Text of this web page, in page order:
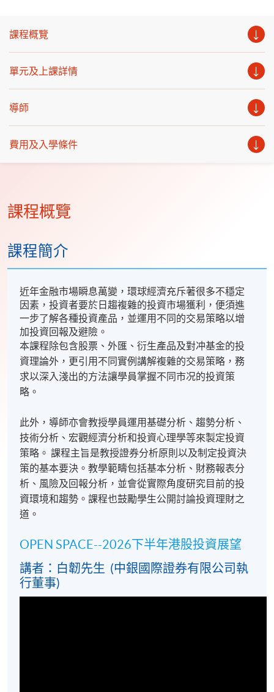
課程概覽
單元及上課詳情
導師
費用及入學條件
課程概覽
課程簡介
近年金融市場瞬息萬變，環球經濟充斥著很多不穩定
因素，投資者要於日趨複雜的投資市場獲利，便須進
一步了解各種投資產品，並運用不同的交易策略以增
加投資回報及避險。
本課程除包含股票、外匯、衍生產品及對冲基金的投
資理論外，更引用不同實例講解複雜的交易策略，務
求以深入淺出的方法讓學員掌握不同市况的投資策
略。
此外，導師亦會教授學員運用基礎分析、趨勢分析、
技術分析、宏觀經濟分析和投資心理學等來製定投資
策略。 課程主旨是教授證券分析原則以及制定投資決
策的基本要決。教學範疇包括基本分析、財務報表分
析、風險及回報分析，並會從實際角度研究目前的投
資環境和趨勢。課程也鼓勵學生公開討論投資理財之
道。
OPEN SPACE--2026下半年港股投資展望
講者：白韌先生 (中銀國際證券有限公司執
行董事)